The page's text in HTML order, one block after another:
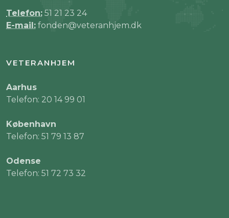
Telefon: 51 21 23 24
E-mail: fonden@veteranhjem.dk
VETERANHJEM
Aarhus
Telefon: 20 14 99 01
København
Telefon: 51 79 13 87
Odense
Telefon: 51 72 73 32